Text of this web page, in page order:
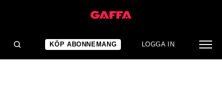
KÖP ABONNEMANG LOGGA IN